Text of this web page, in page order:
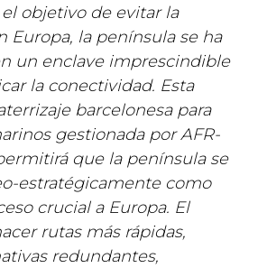
el objetivo de evitar la
Europa, la península se ha
un enclave imprescindible
la conectividad. Esta
barcelonesa para
gestionada por AFR-
que la península se
estratégicamente como
crucial a Europa. El
rutas más rápidas,
redundantes,